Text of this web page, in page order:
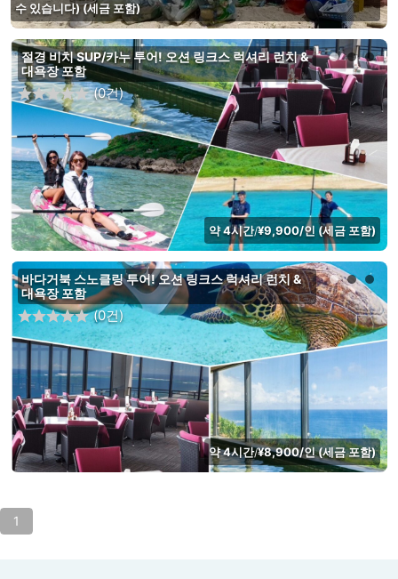
수 있습니다) (세금 포함)
절경 비치 SUP/카누 투어! 오션 링크스 럭셔리 런치 &
대욕장 포함
(0건)
약 4시간/¥9,900/인 (세금 포함)
바다거북 스노클링 투어! 오션 링크스 럭셔리 런치 &
대욕장 포함
(0건)
약 4시간/¥8,900/인 (세금 포함)
1